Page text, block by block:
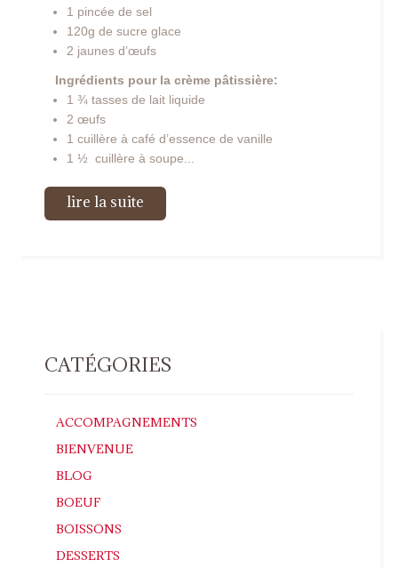
1 pincée de sel
120g de sucre glace
2 jaunes d’œufs
Ingrédients pour la crème pâtissière:
1 ¾ tasses de lait liquide
2 œufs
1 cuillère à café d’essence de vanille
1 ½ cuillère à soupe...
lire la suite
CATÉGORIES
ACCOMPAGNEMENTS
BIENVENUE
BLOG
BOEUF
BOISSONS
DESSERTS